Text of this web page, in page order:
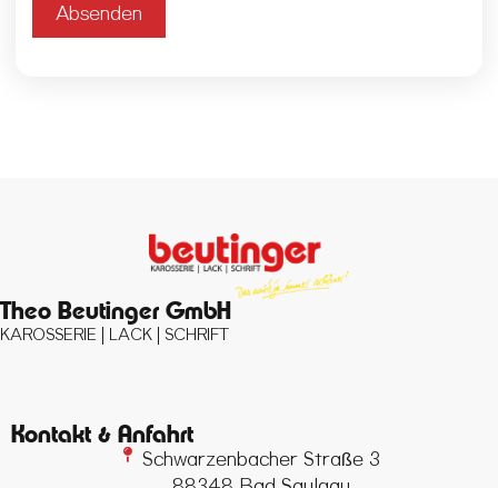
Absenden
Theo Beutinger GmbH
KAROSSERIE | LACK | SCHRIFT
Kontakt & Anfahrt
Schwarzenbacher Straße 3